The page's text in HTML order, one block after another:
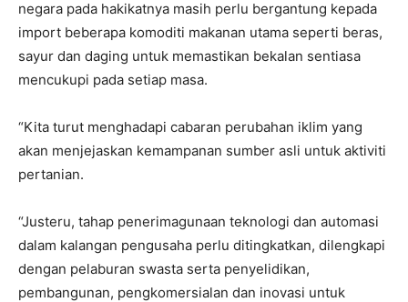
negara pada hakikatnya masih perlu bergantung kepada
import beberapa komoditi makanan utama seperti beras,
sayur dan daging untuk memastikan bekalan sentiasa
mencukupi pada setiap masa.
“Kita turut menghadapi cabaran perubahan iklim yang
akan menjejaskan kemampanan sumber asli untuk aktiviti
pertanian.
“Justeru, tahap penerimagunaan teknologi dan automasi
dalam kalangan pengusaha perlu ditingkatkan, dilengkapi
dengan pelaburan swasta serta penyelidikan,
pembangunan, pengkomersialan dan inovasi untuk